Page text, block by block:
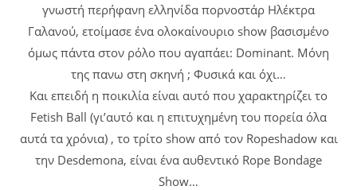
γνωστή περήφανη ελληνίδα πορνοστάρ Ηλέκτρα
Γαλανού, ετοίμασε ένα ολοκαίνουριο show βασισμένο
όμως πάντα στον ρόλο που αγαπάει: Dominant. Μόνη
της πανω στη σκηνή ; Φυσικά και όχι…
Και επειδή η ποικιλία είναι αυτό που χαρακτηρίζει το
Fetish Ball (γι’αυτό και η επιτυχημένη του πορεία όλα
αυτά τα χρόνια) , το τρίτο show από τον Ropeshadow και
την Desdemona, είναι ένα αυθεντικό Rope Bondage
Show…